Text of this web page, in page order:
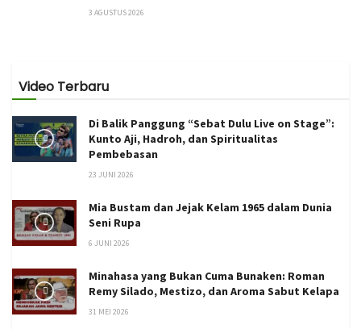
3 AGUSTUS 2026
Video Terbaru
Di Balik Panggung “Sebat Dulu Live on Stage”:
Kunto Aji, Hadroh, dan Spiritualitas
Pembebasan
23 JUNI 2026
Mia Bustam dan Jejak Kelam 1965 dalam Dunia
Seni Rupa
6 JUNI 2026
Minahasa yang Bukan Cuma Bunaken: Roman
Remy Silado, Mestizo, dan Aroma Sabut Kelapa
31 MEI 2026